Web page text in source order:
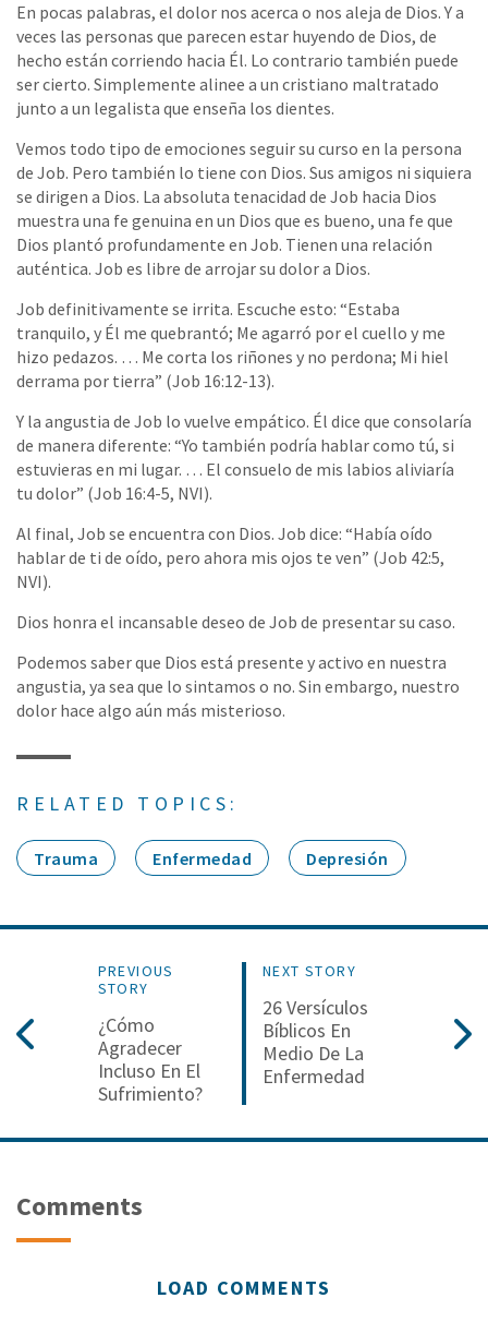
En pocas palabras, el dolor nos acerca o nos aleja de Dios. Y a
veces las personas que parecen estar huyendo de Dios, de
hecho están corriendo hacia Él. Lo contrario también puede
ser cierto. Simplemente alinee a un cristiano maltratado
junto a un legalista que enseña los dientes.
Vemos todo tipo de emociones seguir su curso en la persona
de Job. Pero también lo tiene con Dios. Sus amigos ni siquiera
se dirigen a Dios. La absoluta tenacidad de Job hacia Dios
muestra una fe genuina en un Dios que es bueno, una fe que
Dios plantó profundamente en Job. Tienen una relación
auténtica. Job es libre de arrojar su dolor a Dios.
Job definitivamente se irrita. Escuche esto: “Estaba
tranquilo, y Él me quebrantó; Me agarró por el cuello y me
hizo pedazos. … Me corta los riñones y no perdona; Mi hiel
derrama por tierra” (Job 16:12-13).
Y la angustia de Job lo vuelve empático. Él dice que consolaría
de manera diferente: “Yo también podría hablar como tú, si
estuvieras en mi lugar. … El consuelo de mis labios aliviaría
tu dolor” (Job 16:4-5, NVI).
Al final, Job se encuentra con Dios. Job dice: “Había oído
hablar de ti de oído, pero ahora mis ojos te ven” (Job 42:5,
NVI).
Dios honra el incansable deseo de Job de presentar su caso.
Podemos saber que Dios está presente y activo en nuestra
angustia, ya sea que lo sintamos o no. Sin embargo, nuestro
dolor hace algo aún más misterioso.
RELATED TOPICS:
Trauma Enfermedad Depresión
PREVIOUS
STORY
¿Cómo
Agradecer
Incluso En El
Sufrimiento?
NEXT STORY
26 Versículos
Bíblicos En
Medio De La
Enfermedad
Comments
LOAD COMMENTS